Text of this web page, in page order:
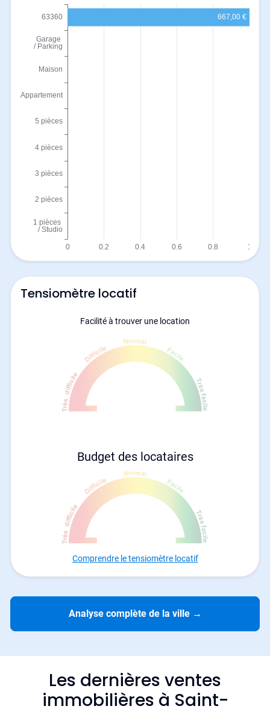
Tensiomètre locatif
Facilité à trouver une location
Budget des locataires
Comprendre le tensiomètre locatif
Analyse complète de la ville →
Les dernières ventes
immobilières à Saint-